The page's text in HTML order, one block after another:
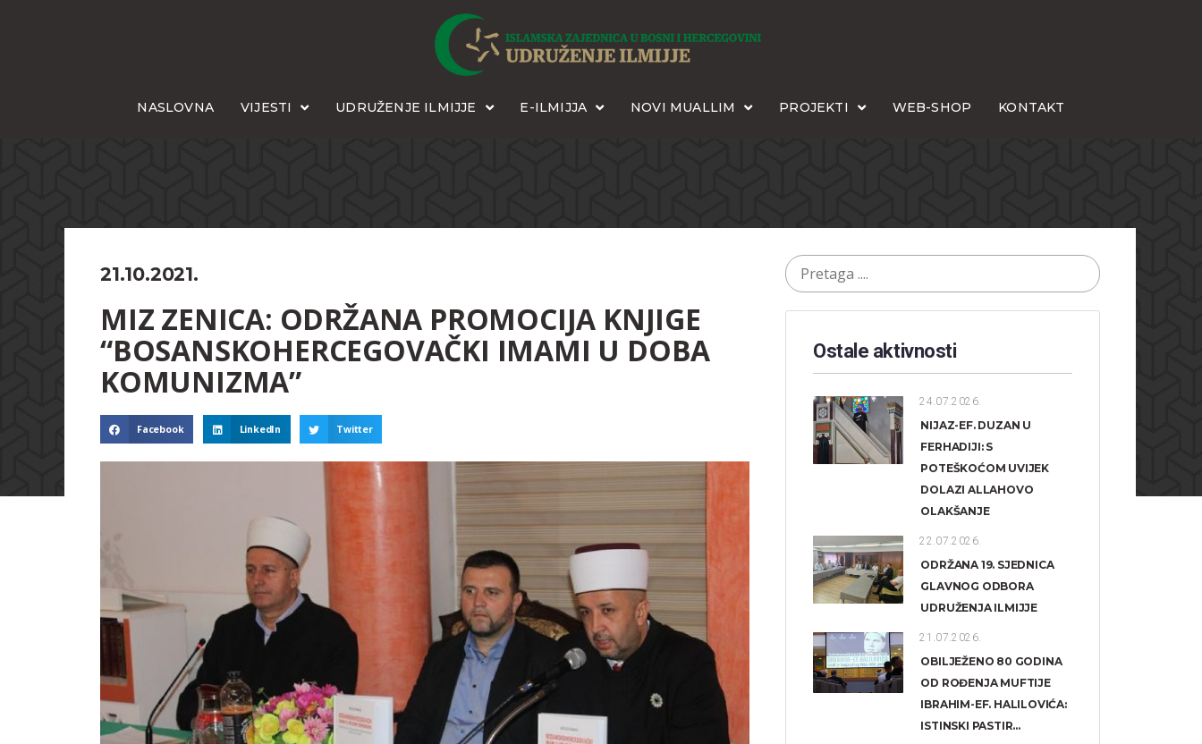
NASLOVNA VIJESTI UDRUŽENJE ILMIJJE E-ILMIJJA NOVI MUALLIM PROJEKTI WEB-SHOP KONTAKT
21.10.2021.
MIZ ZENICA: ODRŽANA PROMOCIJA KNJIGE
“BOSANSKOHERCEGOVAČKI IMAMI U DOBA
KOMUNIZMA”
Facebook LinkedIn Twitter
Ostale aktivnosti
24.07.2026.
NIJAZ-EF. DUZAN U
FERHADIJI: S
POTEŠKOĆOM UVIJEK
DOLAZI ALLAHOVO
OLAKŠANJE
22.07.2026.
ODRŽANA 19. SJEDNICA
GLAVNOG ODBORA
UDRUŽENJA ILMIJJE
21.07.2026.
OBILJEŽENO 80 GODINA
OD ROĐENJA MUFTIJE
IBRAHIM-EF. HALILOVIĆA:
ISTINSKI PASTIR...